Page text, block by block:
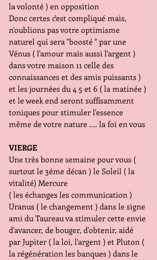
la volonté ) en opposition
Donc certes c'est compliqué mais,
n'oublions pas votre optimisme
naturel qui sera "boosté " par une
Vénus ( l'amour mais aussi l'argent )
dans votre maison 11 celle des
connaissances et des amis puissants )
et les journées du 4 5 et 6 ( la matinée )
et le week end seront suffisamment
toniques pour stimuler l'essence
même de votre nature .... la foi en vous
VIERGE
Une très bonne semaine pour vous (
surtout le 3éme décan ) le Soleil ( la
vitalité) Mercure
( les échanges les communication )
Uranus ( le changement ) dans le signe
ami du Taureau va stimuler cette envie
d'avancer, de bouger, d'obtenir, aidé
par Jupiter ( la loi, l'argent ) et Pluton (
la régénération les banques ) dans le